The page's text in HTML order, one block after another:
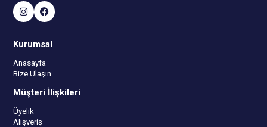
Kurumsal
Anasayfa
Bize Ulaşın
Müşteri İlişkileri
Üyelik
Alışveriş